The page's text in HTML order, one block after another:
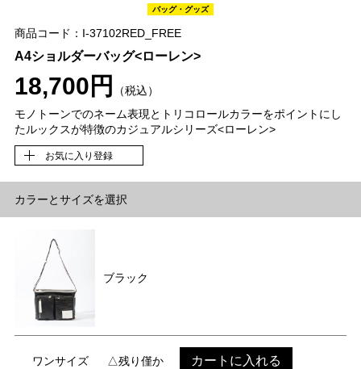
バッグ・グッズ
商品コード：I-37102RED_FREE
A4ショルダーバッグ<ローレン>
18,700円
（税込）
モノトーンでのネーム表現とトリコロールカラーをポイントにし
たルックスが特徴のカジュアルシリーズ<ローレン>
お気に入り登録
カラーとサイズを選択
ブラック
ワンサイズ △残り僅か カートに入れる